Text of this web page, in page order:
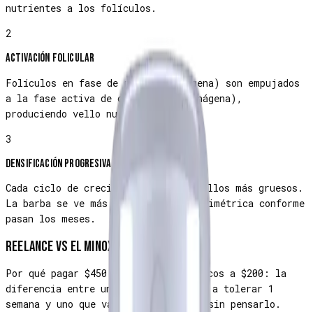
nutrientes a los folículos.
2
Activación folicular
Folículos en fase de reposo (telógena) son empujados
a la fase activa de crecimiento (anágena),
produciendo vello nuevo.
3
Densificación progresiva
Cada ciclo de crecimiento produce vellos más gruesos.
La barba se ve más llena, oscura y simétrica conforme
pasan los meses.
Reelance vs el minoxidil de farmacia
Por qué pagar $450 cuando hay genéricos a $200: la
diferencia entre un producto que vas a tolerar 1
semana y uno que vas a usar 6 meses sin pensarlo.